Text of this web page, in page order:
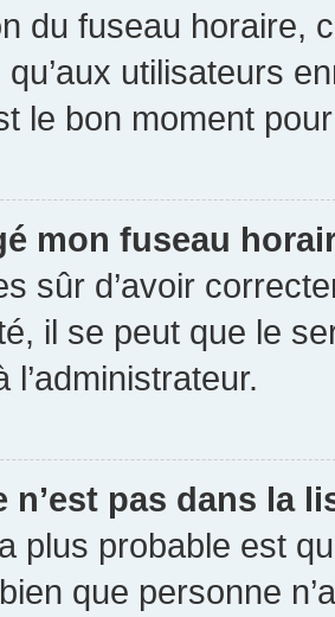
du fuseau horaire,
utilisateurs
le bon moment
mon fuseau
sûr d’avoir
il se peut que le
l’administrateur.
n’est pas dans la
plus probable est
que personne